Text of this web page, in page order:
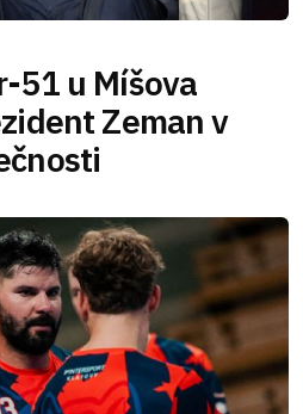
51 u Míšova
Zeman v